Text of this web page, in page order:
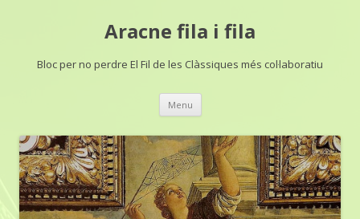
Aracne fila i fila
Bloc per no perdre El Fil de les Clàssiques més col·laboratiu
Menu Skip